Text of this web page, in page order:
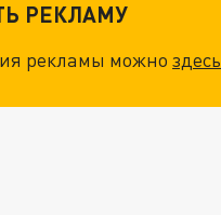
РЕКЛАМУ
рекламы можноздесь